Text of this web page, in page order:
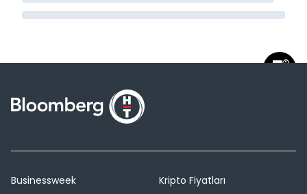
Businessweek
Kripto Fiyatları